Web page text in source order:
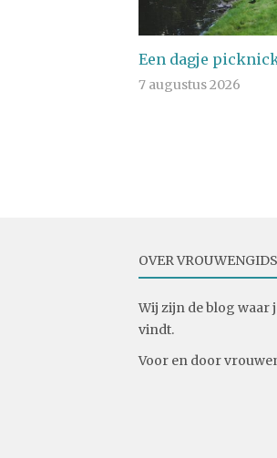
Een dagje
7 augustus 2026
OVER
Wij zijn de blog waar
vindt.
Voor en door